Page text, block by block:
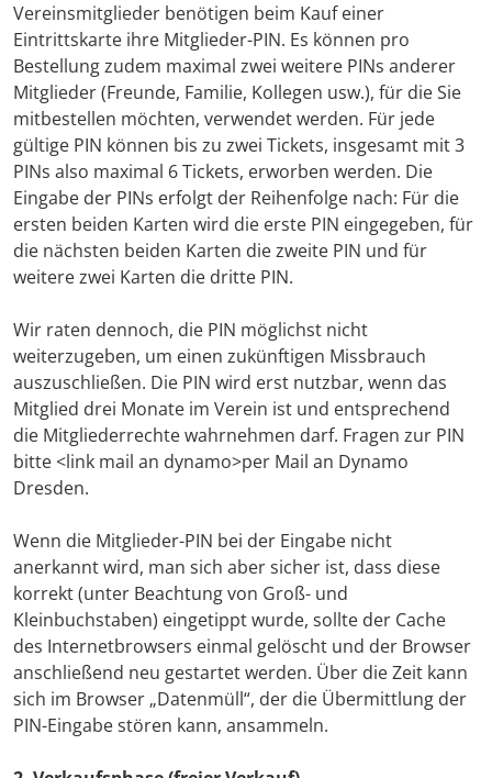
Vereinsmitglieder benötigen beim Kauf einer
Eintrittskarte ihre Mitglieder-PIN. Es können pro
Bestellung zudem maximal zwei weitere PINs anderer
Mitglieder (Freunde, Familie, Kollegen usw.), für die Sie
mitbestellen möchten, verwendet werden. Für jede
gültige PIN können bis zu zwei Tickets, insgesamt mit 3
PINs also maximal 6 Tickets, erworben werden. Die
Eingabe der PINs erfolgt der Reihenfolge nach: Für die
ersten beiden Karten wird die erste PIN eingegeben, für
die nächsten beiden Karten die zweite PIN und für
weitere zwei Karten die dritte PIN.
Wir raten dennoch, die PIN möglichst nicht
weiterzugeben, um einen zukünftigen Missbrauch
auszuschließen. Die PIN wird erst nutzbar, wenn das
Mitglied drei Monate im Verein ist und entsprechend
die Mitgliederrechte wahrnehmen darf. Fragen zur PIN
bitte <link mail an dynamo>per Mail an Dynamo
Dresden.
Wenn die Mitglieder-PIN bei der Eingabe nicht
anerkannt wird, man sich aber sicher ist, dass diese
korrekt (unter Beachtung von Groß- und
Kleinbuchstaben) eingetippt wurde, sollte der Cache
des Internetbrowsers einmal gelöscht und der Browser
anschließend neu gestartet werden. Über die Zeit kann
sich im Browser „Datenmüll“, der die Übermittlung der
PIN-Eingabe stören kann, ansammeln.